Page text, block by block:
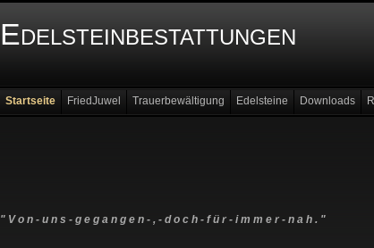
Edelsteinbestattungen
Startseite FriedJuwel Trauerbewältigung Edelsteine Downloads
" V o n - u n s - g e g a n g e n - , - d o c h - f ü r - i m m e r - n a h . "